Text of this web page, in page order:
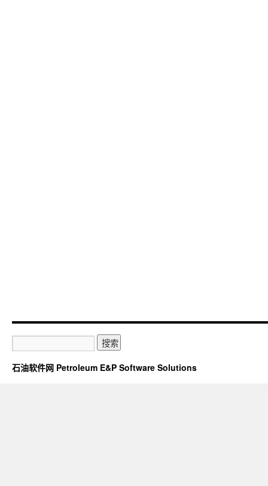
石油软件网 Petroleum E&P Software Solutions